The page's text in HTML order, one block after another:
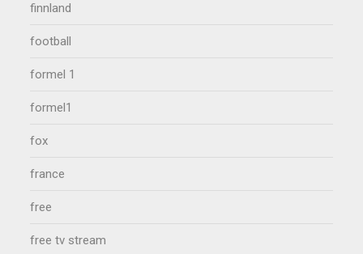
finnland
football
formel 1
formel1
fox
france
free
free tv stream